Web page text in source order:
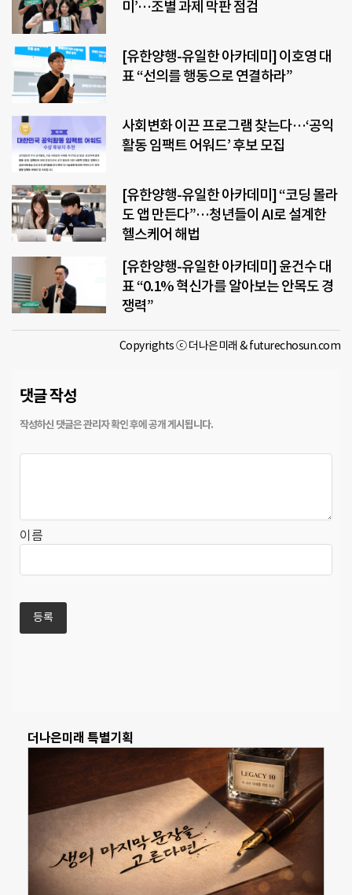
미’…조별 과제 막판 점검
[유한양행-유일한 아카데미] 이호영 대
표 “선의를 행동으로 연결하라”
사회변화 이끈 프로그램 찾는다…‘공익
활동 임팩트 어워드’ 후보 모집
[유한양행-유일한 아카데미] “코딩 몰라
도 앱 만든다”…청년들이 AI로 설계한
헬스케어 해법
[유한양행-유일한 아카데미] 윤건수 대
표 “0.1% 혁신가를 알아보는 안목도 경
쟁력”
Copyrights ⓒ 더나은미래 & futurechosun.com
댓글 작성
이름
더나은미래 특별기획